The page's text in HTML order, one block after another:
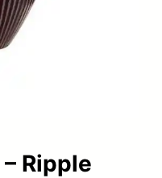
Ripple